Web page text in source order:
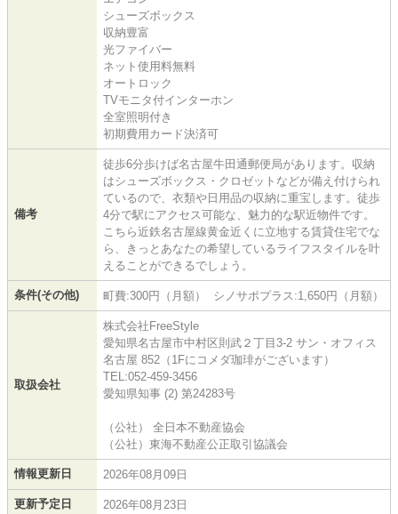
シューズボックス
収納豊富
光ファイバー
ネット使用料無料
オートロック
TVモニタ付インターホン
全室照明付き
初期費用カード決済可
備考
徒歩6分歩けば名古屋牛田通郵便局があります。収納
はシューズボックス・クロゼットなどが備え付けられ
ているので、衣類や日用品の収納に重宝します。徒歩
4分で駅にアクセス可能な、魅力的な駅近物件です。
こちら近鉄名古屋線黄金近くに立地する賃貸住宅でな
ら、きっとあなたの希望しているライフスタイルを叶
えることができるでしょう。
条件(その他) 町費:300円（月額） シノサポプラス:1,650円（月額）
取扱会社
株式会社FreeStyle
愛知県名古屋市中村区則武２丁目3-2 サン・オフィス
名古屋 852（1Fにコメダ珈琲がございます）
TEL:052-459-3456
愛知県知事 (2) 第24283号
（公社） 全日本不動産協会
（公社）東海不動産公正取引協議会
情報更新日 2026年08月09日
更新予定日 2026年08月23日